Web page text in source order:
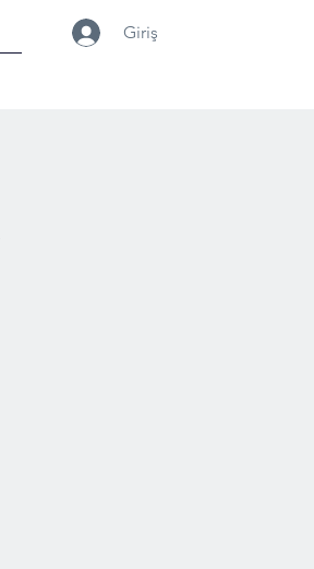
Giriş